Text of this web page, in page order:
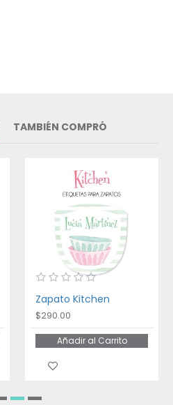
TAMBIÉN COMPRÓ
Zapato Kitchen
$290.00
Añadir al Carrito